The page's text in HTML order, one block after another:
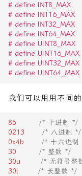
Constants）
整数常量
前缀与后缀规则
多字节字符集
const 修饰的常量
# define INT8_MAX
# define INT16_MAX
# define INT32_MAX
# define INT64_MAX
# define UINT8_MAX
# define
# define
# define
我们可以⽤用不同
85
/* 十进制 */
0213
/* 八进制 */
0x4b
/* 十六进制
30
/* 整数 */
30u
/* 无符号整
30l
/* 长整数 */